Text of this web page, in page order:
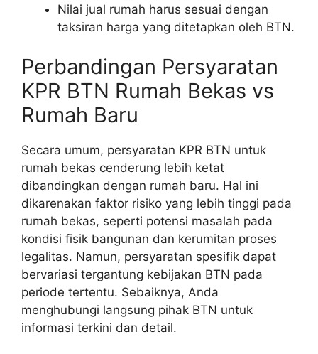
Nilai jual rumah harus sesuai dengan
taksiran harga yang ditetapkan oleh BTN.
Perbandingan Persyaratan
KPR BTN Rumah Bekas vs
Rumah Baru
Secara umum, persyaratan KPR BTN untuk
rumah bekas cenderung lebih ketat
dibandingkan dengan rumah baru. Hal ini
dikarenakan faktor risiko yang lebih tinggi pada
rumah bekas, seperti potensi masalah pada
kondisi fisik bangunan dan kerumitan proses
legalitas. Namun, persyaratan spesifik dapat
bervariasi tergantung kebijakan BTN pada
periode tertentu. Sebaiknya, Anda
menghubungi langsung pihak BTN untuk
informasi terkini dan detail.